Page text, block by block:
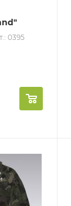
0395